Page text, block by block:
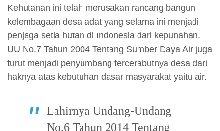
Kehutanan ini telah merusakan rancang bangun
kelembagaan desa adat yang selama ini menjadi
penjaga setia hutan di Indonesia dari kepunahan.
UU No.7 Tahun 2004 Tentang Sumber Daya Air juga
turut menjadi penyumbang tercerabutnya desa dari
haknya atas kebutuhan dasar masyarakat yaitu air.
Lahirnya Undang-Undang
No.6 Tahun 2014 Tentang